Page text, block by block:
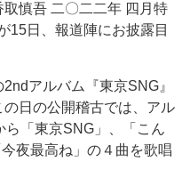
慎吾 二〇二二年 四月特
15日、報道陣にお披露目
アルバム『東京SNG』
日の公開稽古では、アル
「東京SNG」、「こん
夜最高ね」の４曲を歌唱